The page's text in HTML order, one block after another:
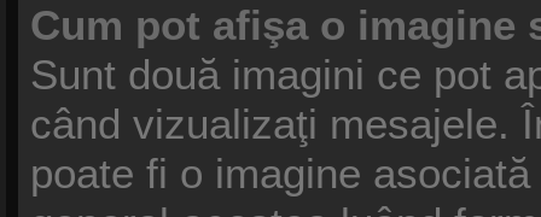
Cum pot afişa o imagine
Sunt două imagini ce pot
când vizualizaţi mesajele.
poate fi o imagine